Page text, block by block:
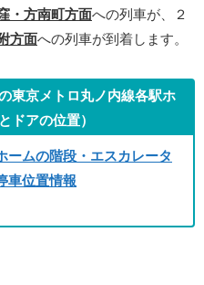
・方南町方面への列車が、２
方面への列車が到着します。
東京メトロ丸ノ内線各駅ホ
ドアの位置）
ームの階段・エスカレータ
車位置情報